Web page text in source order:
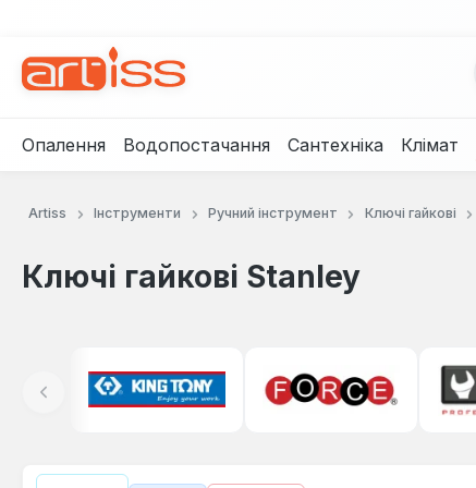
Опалення Водопостачання Сантехніка Клімат
Artiss Інструменти Ручний інструмент Ключі гайкові
Ключі гайкові Stanley